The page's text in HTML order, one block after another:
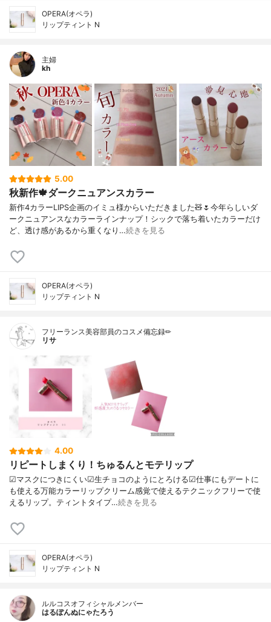
OPERA(オペラ)
リップティント N
主婦
kh
5.00
秋新作🍁ダークニュアンスカラー
新作4カラーLIPS企画のイミュ様からいただきました🧸🌷今年らしいダ
ークニュアンスなカラーラインナップ！シックで落ち着いたカラーだけ
ど、透け感があるから重くなり…続きを見る
OPERA(オペラ)
リップティント N
フリーランス美容部員のコスメ備忘録✏︎
リサ
4.00
リピートしまくり！ちゅるんとモテリップ
☑︎マスクにつきにくい☑︎生チョコのようにとろける☑︎仕事にもデートに
も使える万能カラーリップクリーム感覚で使えるテクニックフリーで使
えるリップ。ティントタイプ…続きを見る
OPERA(オペラ)
リップティント N
ルルコスオフィシャルメンバー
はるぽんぬにゃたろう